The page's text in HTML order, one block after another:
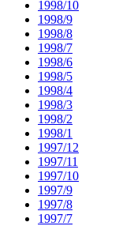
1998/10
1998/9
1998/8
1998/7
1998/6
1998/5
1998/4
1998/3
1998/2
1998/1
1997/12
1997/11
1997/10
1997/9
1997/8
1997/7